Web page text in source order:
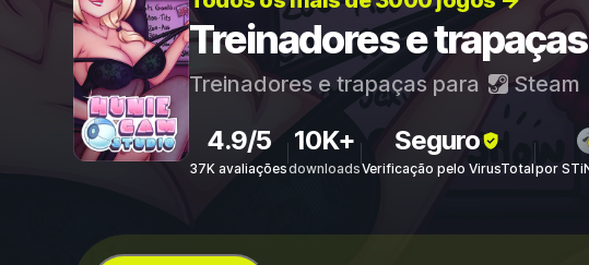
Treinadores e
Treinadores e trapaças para Steam
4.9/5
37K avaliações
10K+
downloads
Seguro
Verificação pelo VirusTotalpor